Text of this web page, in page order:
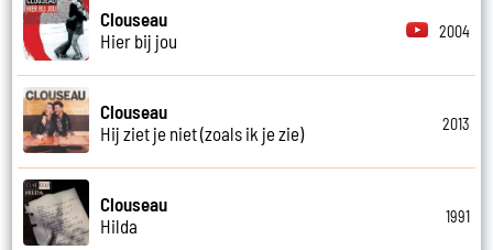
Clouseau
Hier bij jou
2004
Clouseau
Hij ziet je niet (zoals ik je zie)
2013
Clouseau
Hilda
1991